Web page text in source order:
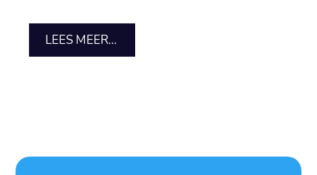
LEES MEER...